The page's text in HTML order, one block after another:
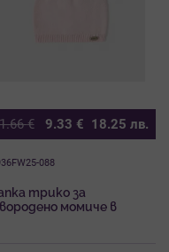
€ 9.33 € 18.25 лв.
088
трико за
момиче в